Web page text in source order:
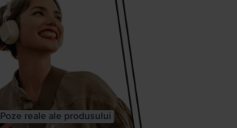
Poze reale ale produsului